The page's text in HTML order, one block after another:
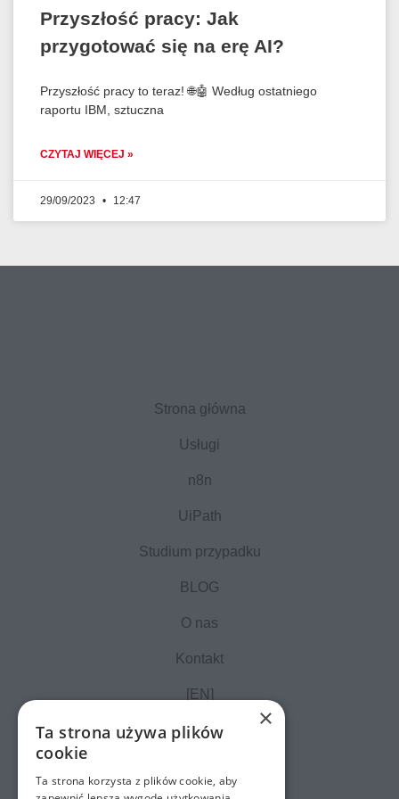
Przyszłość pracy: Jak
przygotować się na erę AI?
Przyszłość pracy to teraz! 🌐🤖 Według ostatniego
raportu IBM, sztuczna
CZYTAJ WIĘCEJ »
29/09/2023 12:47
Strona główna
Usługi
n8n
UiPath
Studium przypadku
BLOG
O nas
Kontakt
[EN]
×
Ta strona używa plików
cookie
Ta strona korzysta z plików cookie, aby